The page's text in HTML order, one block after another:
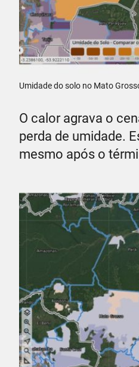
Umidade do solo no Mato
O calor agrava o
perda de umidade.
mesmo após o